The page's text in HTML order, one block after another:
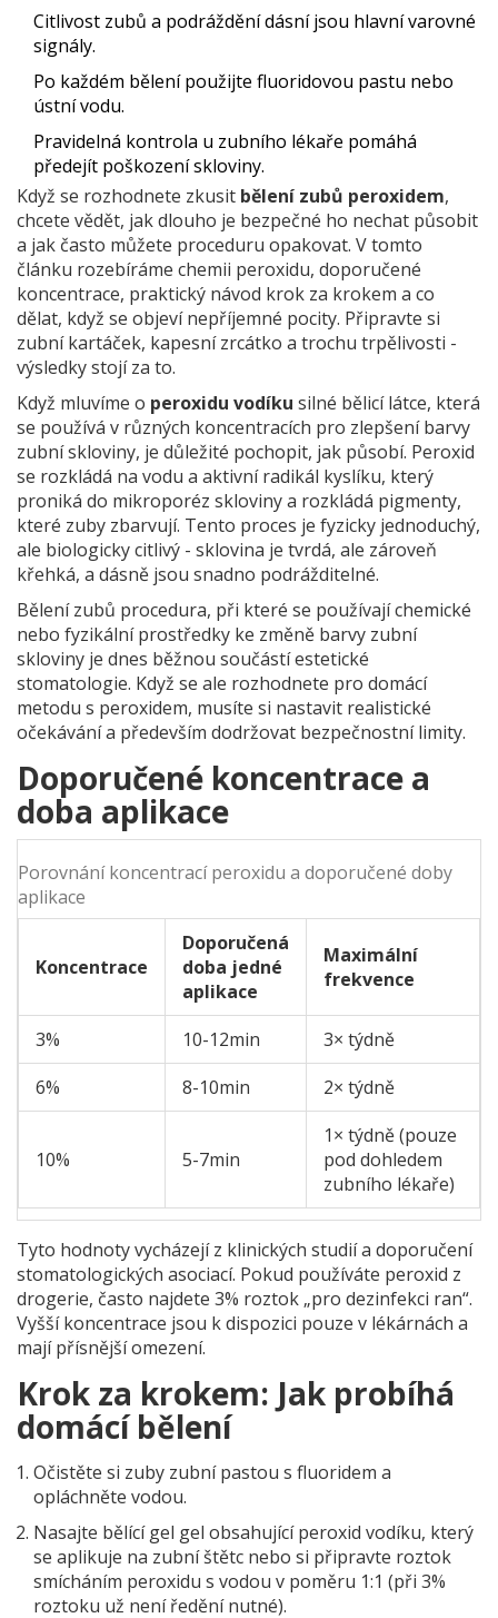
Citlivost zubů a podráždění dásní jsou hlavní varovné
signály.
Po každém bělení použijte fluoridovou pastu nebo
ústní vodu.
Pravidelná kontrola u zubního lékaře pomáhá
předejít poškození skloviny.
Když se rozhodnete zkusit bělení zubů peroxidem,
chcete vědět, jak dlouho je bezpečné ho nechat působit
a jak často můžete proceduru opakovat. V tomto
článku rozebíráme chemii peroxidu, doporučené
koncentrace, praktický návod krok za krokem a co
dělat, když se objeví nepříjemné pocity. Připravte si
zubní kartáček, kapesní zrcátko a trochu trpělivosti -
výsledky stojí za to.
Když mluvíme o peroxidu vodíku silné bělicí látce, která
se používá v různých koncentracích pro zlepšení barvy
zubní skloviny, je důležité pochopit, jak působí. Peroxid
se rozkládá na vodu a aktivní radikál kyslíku, který
proniká do mikroporéz skloviny a rozkládá pigmenty,
které zuby zbarvují. Tento proces je fyzicky jednoduchý,
ale biologicky citlivý - sklovina je tvrdá, ale zároveň
křehká, a dásně jsou snadno podrážditelné.
Bělení zubů procedura, při které se používají chemické
nebo fyzikální prostředky ke změně barvy zubní
skloviny je dnes běžnou součástí estetické
stomatologie. Když se ale rozhodnete pro domácí
metodu s peroxidem, musíte si nastavit realistické
očekávání a především dodržovat bezpečnostní limity.
Doporučené koncentrace a
doba aplikace
Porovnání koncentrací peroxidu a doporučené doby
aplikace
Koncentrace
Doporučená
doba jedné
aplikace
Maximální
frekvence
3% 10-12min
3× týdně
6%
8-10min 2× týdně
10% 5-7min
1× týdně (pouze
pod dohledem
zubního lékaře)
Tyto hodnoty vycházejí z klinických studií a doporučení
stomatologických asociací. Pokud používáte peroxid z
drogerie, často najdete 3% roztok „pro dezinfekci ran“.
Vyšší koncentrace jsou k dispozici pouze v lékárnách a
mají přísnější omezení.
Krok za krokem: Jak probíhá
domácí bělení
Očistěte si zuby zubní pastou s fluoridem a
opláchněte vodou.
Nasajte bělící gel gel obsahující peroxid vodíku, který
se aplikuje na zubní štětc nebo si připravte roztok
smícháním peroxidu s vodou v poměru 1:1 (při 3%
roztoku už není ředění nutné).